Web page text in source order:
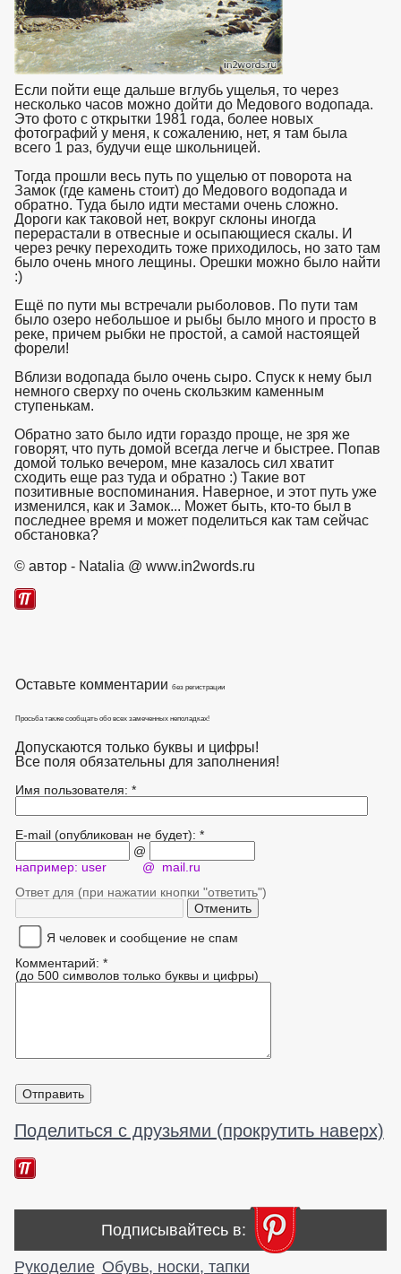
Если пойти еще дальше вглубь ущелья, то через
несколько часов можно дойти до Медового водопада.
Это фото с открытки 1981 года, более новых
фотографий у меня, к сожалению, нет, я там была
всего 1 раз, будучи еще школьницей.
Тогда прошли весь путь по ущелью от поворота на
Замок (где камень стоит) до Медового водопада и
обратно. Туда было идти местами очень сложно.
Дороги как таковой нет, вокруг склоны иногда
перерастали в отвесные и осыпающиеся скалы. И
через речку переходить тоже приходилось, но зато там
было очень много лещины. Орешки можно было найти
:)
Ещё по пути мы встречали рыболовов. По пути там
было озеро небольшое и рыбы было много и просто в
реке, причем рыбки не простой, а самой настоящей
форели!
Вблизи водопада было очень сыро. Спуск к нему был
немного сверху по очень скользким каменным
ступенькам.
Обратно зато было идти гораздо проще, не зря же
говорят, что путь домой всегда легче и быстрее. Попав
домой только вечером, мне казалось сил хватит
сходить еще раз туда и обратно :) Такие вот
позитивные воспоминания. Наверное, и этот путь уже
изменился, как и Замок... Может быть, кто-то был в
последнее время и может поделиться как там сейчас
обстановка?
© автор - Natalia @ www.in2words.ru
Оставьте комментарии без регистрации
Просьба также сообщать обо всех замеченных неполадках!
Допускаются только буквы и цифры!
Все поля обязательны для заполнения!
Имя пользователя: *
E-mail (опубликован не будет): *
@
например: user @ mail.ru
Ответ для (при нажатии кнопки "ответить")
Я человек и сообщение не спам
Комментарий: *
(до 500 символов только буквы и цифры)
Поделиться с друзьями (прокрутить наверх)
Подписывайтесь в:
Рукоделие Обувь, носки, тапки